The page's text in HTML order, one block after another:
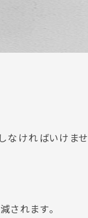
なければいけませ
されます。